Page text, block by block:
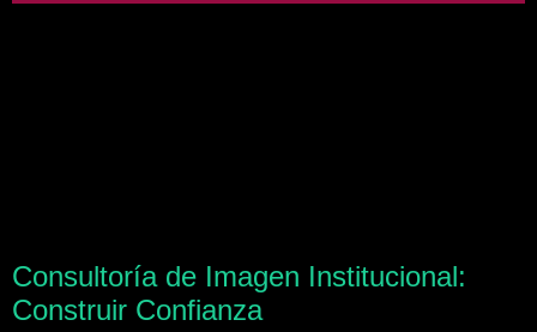
Consultoría de Imagen Institucional:
Construir Confianza